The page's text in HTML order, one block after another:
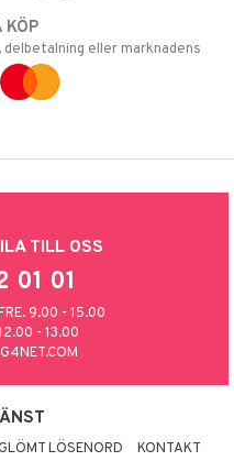
KÖP
eller marknadens
TILL OSS
01 01
9.00 - 15.00
- 13.00
LÖSENORD KONTAKT